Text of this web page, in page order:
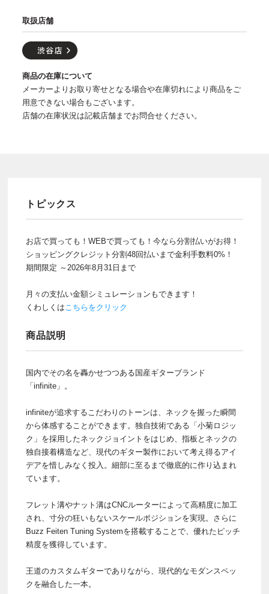
取扱店舗
商品の在庫について
メーカーよりお取り寄せとなる場合や在庫切れにより商品をご
用意できない場合もございます。
店舗の在庫状況は記載店舗までお問合せください。
トピックス
お店で買っても！WEBで買っても！今なら分割払いがお得！
ショッピングクレジット分割48回払いまで金利手数料0%！
期間限定 ～2026年8月31日まで
月々の支払い金額シミュレーションもできます！
くわしくはこちらをクリック
商品説明
国内でその名を轟かせつつある国産ギターブランド
「infinite」。
infiniteが追求するこだわりのトーンは、ネックを握った瞬間
から体感することができます。独自技術である「小菊ロジッ
ク」を採用したネックジョイントをはじめ、指板とネックの
独自接着構造など、現代のギター製作において考え得るアイ
デアを惜しみなく投入。細部に至るまで徹底的に作り込まれ
ています。
フレット溝やナット溝はCNCルーターによって高精度に加工
され、寸分の狂いもないスケールポジションを実現。さらに
Buzz Feiten Tuning Systemを搭載することで、優れたピッチ
精度を獲得しています。
王道のカスタムギターでありながら、現代的なモダンスペッ
クを融合した一本。